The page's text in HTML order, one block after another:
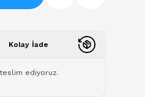
Kolay İade
teslim ediyoruz.